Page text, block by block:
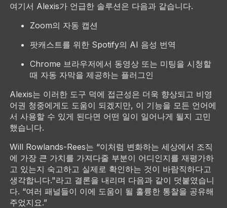
여기서 Alexis가 언급한 솔루션은 다음과 같습니다.
Zoom의 자동 캡션
팟캐스트를 위한 Spotify의 AI 음성 번역
Chrome 브라우저에서 동영상 또는 미팅을 시청할
때 자동 자막을 제공하는 플러그인
Alexis는 이러한 도구 덕에 접근성은 더욱 향상되고 비영
어권 청중에게도 도움이 되겠지만, 이 기능을 모든 언어에
서 사용할 수 있게 된다면 어떤 일이 일어나게 될지 고민
했습니다.
Will Rowlands-Rees는 “이처럼 변화하는 세상에서 조직
에 가장 큰 가치를 가져다줄 부분이 어디인지를 재평가하
고 있는지 숙고하고 실제로 확인하는 것이 바람직하다고
생각합니다."라고 결론을 내리며 다음과 같이 덧붙였습니
다. “여러 패널들이 이에 도움이 될 훌륭한 통찰을 공유해
주었지요.”